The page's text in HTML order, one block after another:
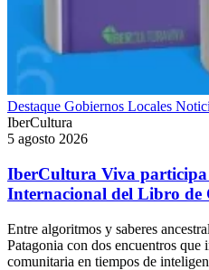
Destaque Gobiernos Locales
IberCultura
5 agosto 2026
IberCultura Viva
Internacional del Libro de
Entre algoritmos y saberes
Patagonia con dos encuentros que
comunitaria en tiempos de